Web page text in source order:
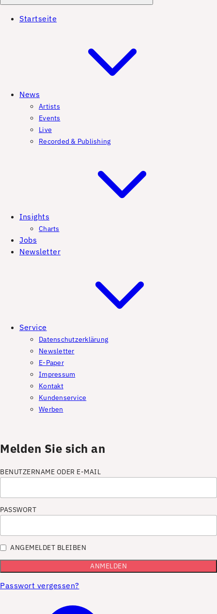
Startseite
News
Artists
Events
Live
Recorded & Publishing
Insights
Charts
Jobs
Newsletter
Service
Datenschutzerklärung
Newsletter
E-Paper
Impressum
Kontakt
Kundenservice
Werben
Melden Sie sich an
BENUTZERNAME ODER E-MAIL
PASSWORT
ANGEMELDET BLEIBEN
Passwort vergessen?